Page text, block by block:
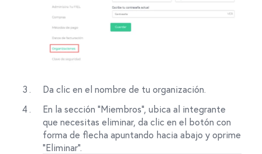
Da clic en el nombre de tu organización.
En la sección “Miembros”, ubica al integrante
que necesitas eliminar, da clic en el botón con
forma de flecha apuntando hacia abajo y oprime
"Eliminar".